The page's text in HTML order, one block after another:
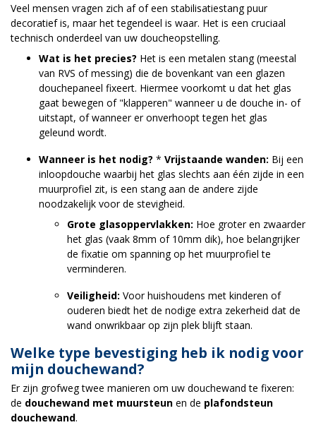
Veel mensen vragen zich af of een stabilisatiestang puur
decoratief is, maar het tegendeel is waar. Het is een cruciaal
technisch onderdeel van uw doucheopstelling.
Wat is het precies? Het is een metalen stang (meestal
van RVS of messing) die de bovenkant van een glazen
douchepaneel fixeert. Hiermee voorkomt u dat het glas
gaat bewegen of "klapperen" wanneer u de douche in- of
uitstapt, of wanneer er onverhoopt tegen het glas
geleund wordt.
Wanneer is het nodig? * Vrijstaande wanden: Bij een
inloopdouche waarbij het glas slechts aan één zijde in een
muurprofiel zit, is een stang aan de andere zijde
noodzakelijk voor de stevigheid.
Grote glasoppervlakken: Hoe groter en zwaarder
het glas (vaak 8mm of 10mm dik), hoe belangrijker
de fixatie om spanning op het muurprofiel te
verminderen.
Veiligheid: Voor huishoudens met kinderen of
ouderen biedt het de nodige extra zekerheid dat de
wand onwrikbaar op zijn plek blijft staan.
Welke type bevestiging heb ik nodig voor
mijn douchewand?
Er zijn grofweg twee manieren om uw douchewand te fixeren:
de douchewand met muursteun en de plafondsteun
douchewand.